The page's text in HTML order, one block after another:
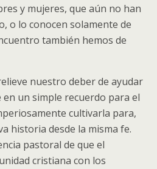
y mujeres, que aún no han
o lo conocen solamente de
también hemos de
nuestro deber de ayudar
en un simple recuerdo para el
cultivarla para,
historia desde la misma fe.
pastoral de que el
cristiana con los